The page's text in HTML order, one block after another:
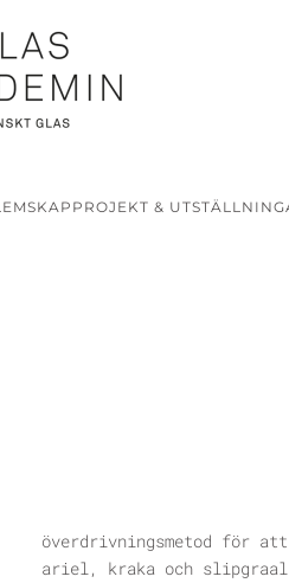
PROJEKT &
överdrivningsmetod för
ariel, kraka och slipgraal